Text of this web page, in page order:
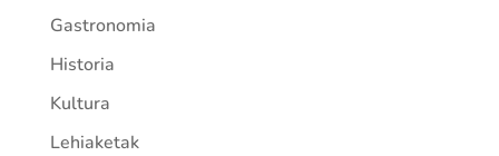
Gastronomia
Historia
Kultura
Lehiaketak